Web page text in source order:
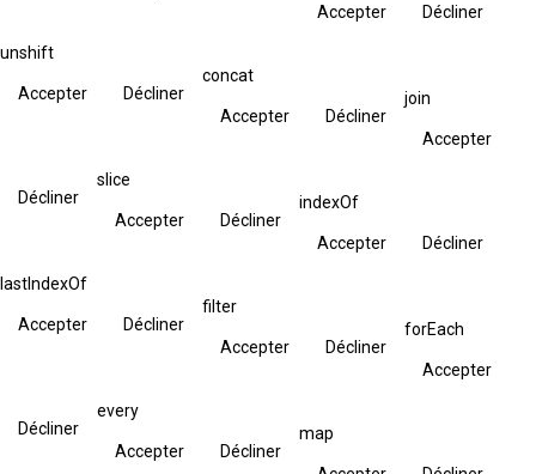
Accepter Décliner
unshift
Accepter Décliner
concat
Accepter Décliner
join
Accepter
Décliner
slice
Accepter Décliner
indexOf
Accepter Décliner
lastIndexOf
Accepter Décliner
filter
Accepter Décliner
forEach
Accepter
Décliner
every
Accepter Décliner
map